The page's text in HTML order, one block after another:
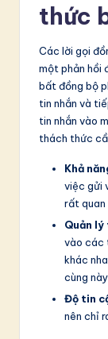
thức
Các lời gọi
một phản hồi
bất đồng bộ
tin nhắn và
tin nhắn vào
thách thức
Khả
việc gửi
rất quan
Quản
vào các
khác
cùng này.
Độ tin
nên chỉ